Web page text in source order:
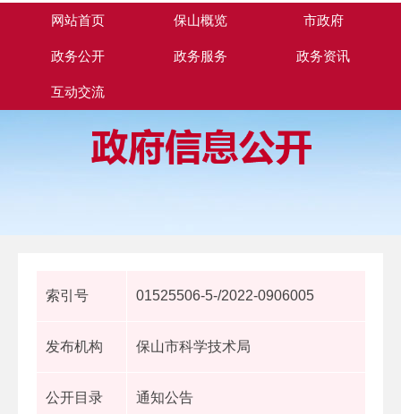
网站首页 保山概览 市政府
政务公开 政务服务 政务资讯
互动交流
索引号 01525506-5-/2022-0906005
发布机构 保山市科学技术局
公开目录 通知公告